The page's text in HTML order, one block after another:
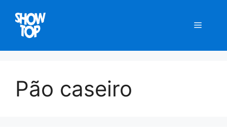
para
Menu
Pão caseiro